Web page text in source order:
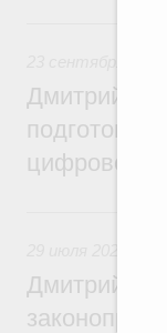
Дмитрий
подготовки
цифровой
Дмитрий